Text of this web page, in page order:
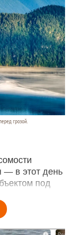
грозой.
— в этот день
под